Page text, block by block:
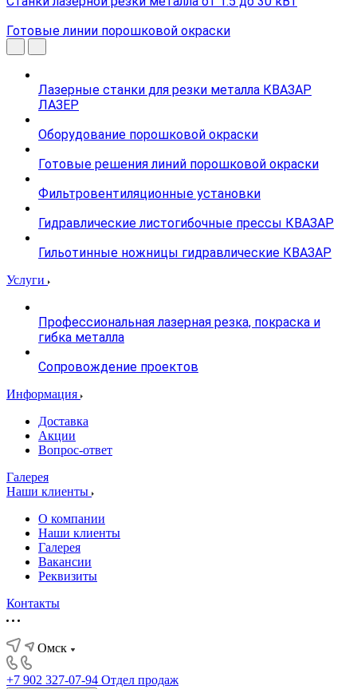
Готовые линии порошковой окраски
Лазерные станки для резки металла КВАЗАР
ЛАЗЕР
Оборудование порошковой окраски
Готовые решения линий порошковой окраски
Фильтровентиляционные установки
Гидравлические листогибочные прессы КВАЗАР
Гильотинные ножницы гидравлические КВАЗАР
Услуги
Профессиональная лазерная резка, покраска и
гибка металла
Сопровождение проектов
Информация
Доставка
Акции
Вопрос-ответ
Галерея
Наши клиенты
О компании
Наши клиенты
Галерея
Вакансии
Реквизиты
Контакты
Омск
+7 902 327-07-94 Отдел продаж